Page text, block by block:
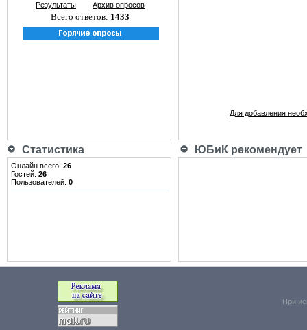
Результаты Архив опросов
Всего ответов: 1433
Для добавления
Статистика ЮБиК рекомендует
Онлайн всего: 26
Гостей: 26
Пользователей: 0
При